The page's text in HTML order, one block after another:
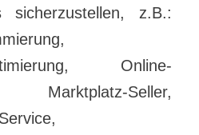
sicherzustellen, z.B.:
Online-
Seller,